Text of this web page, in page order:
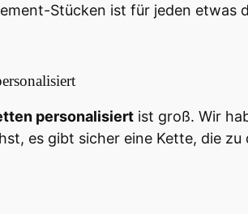
Stücken ist für jeden
personalisiert ist groß. Wir
es gibt sicher eine Kette, die